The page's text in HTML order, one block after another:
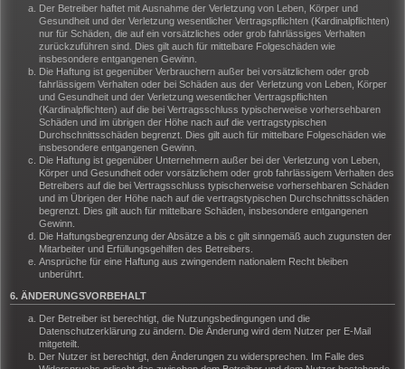
Der Betreiber haftet mit Ausnahme der Verletzung von Leben, Körper und
Gesundheit und der Verletzung wesentlicher Vertragspflichten (Kardinalpflichten)
nur für Schäden, die auf ein vorsätzliches oder grob fahrlässiges Verhalten
zurückzuführen sind. Dies gilt auch für mittelbare Folgeschäden wie
insbesondere entgangenen Gewinn.
Die Haftung ist gegenüber Verbrauchern außer bei vorsätzlichem oder grob
fahrlässigem Verhalten oder bei Schäden aus der Verletzung von Leben, Körper
und Gesundheit und der Verletzung wesentlicher Vertragspflichten
(Kardinalpflichten) auf die bei Vertragsschluss typischerweise vorhersehbaren
Schäden und im übrigen der Höhe nach auf die vertragstypischen
Durchschnittsschäden begrenzt. Dies gilt auch für mittelbare Folgeschäden wie
insbesondere entgangenen Gewinn.
Die Haftung ist gegenüber Unternehmern außer bei der Verletzung von Leben,
Körper und Gesundheit oder vorsätzlichem oder grob fahrlässigem Verhalten des
Betreibers auf die bei Vertragsschluss typischerweise vorhersehbaren Schäden
und im Übrigen der Höhe nach auf die vertragstypischen Durchschnittsschäden
begrenzt. Dies gilt auch für mittelbare Schäden, insbesondere entgangenen
Gewinn.
Die Haftungsbegrenzung der Absätze a bis c gilt sinngemäß auch zugunsten der
Mitarbeiter und Erfüllungsgehilfen des Betreibers.
Ansprüche für eine Haftung aus zwingendem nationalem Recht bleiben
unberührt.
6. ÄNDERUNGSVORBEHALT
Der Betreiber ist berechtigt, die Nutzungsbedingungen und die
Datenschutzerklärung zu ändern. Die Änderung wird dem Nutzer per E-Mail
mitgeteilt.
Der Nutzer ist berechtigt, den Änderungen zu widersprechen. Im Falle des